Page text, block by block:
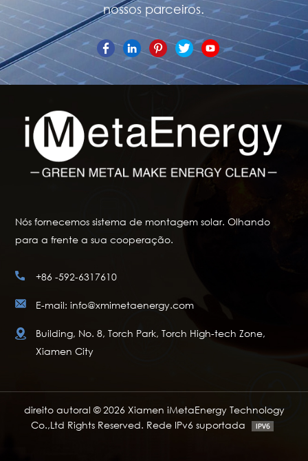
nossos parceiros.
Nós fornecemos sistema de montagem solar. Olhando
para a frente a sua cooperação.
+86 -592-6317610
E-mail: info@xmimetaenergy.com
Building, No. 8, Torch Park, Torch High-tech Zone,
Xiamen City
direito autoral © 2026 Xiamen iMetaEnergy Technology
Co.,Ltd Rights Reserved. Rede IPv6 suportada